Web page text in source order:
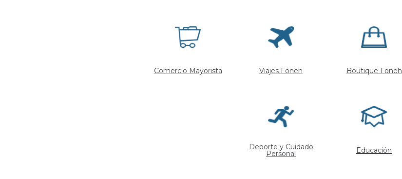
Comercio Mayorista Viajes Foneh Boutique Foneh
Deporte y Cuidado
Personal Educación